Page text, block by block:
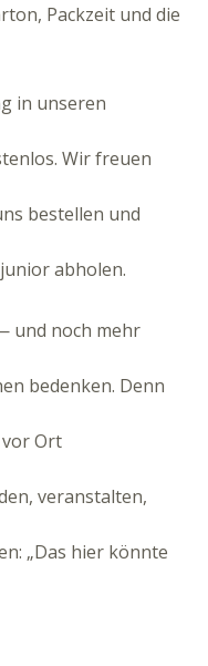
Packzeit und die
in unseren
Wir freuen
bestellen und
abholen.
und noch mehr
bedenken. Denn
Ort
veranstalten,
„Das hier könnte